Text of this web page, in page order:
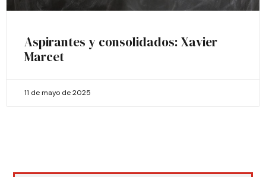
Aspirantes y consolidados: Xavier
Marcet
11 de mayo de 2025